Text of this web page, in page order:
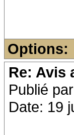
Options:
Re: Avis
Publié
Date: 19